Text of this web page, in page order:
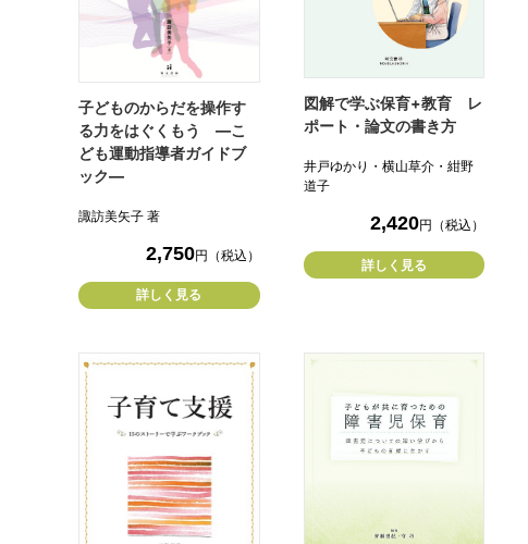
子どものからだを操作す
る力をはぐくもう ―こ
ども運動指導者ガイドブ
ック―
諏訪美矢子 著
2,750円（税込）
詳しく見る
図解で学ぶ保育+教育 レ
ポート・論文の書き方
井戸ゆかり・横山草介・紺野
道子
2,420円（税込）
詳しく見る